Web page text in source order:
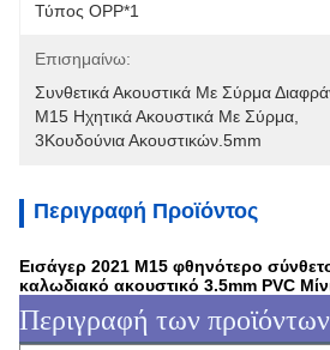
Τύπος OPP*1
Επισημαίνω:
Συνθετικά Ακουστικά Με Σύρμα
M15 Ηχητικά Ακουστικά Με Σύρμα
3Κουδούνια Ακουστικών.5mm
Περιγραφή Προϊόντος
Εισάγερ 2021 M15 φθηνότερο
καλωδιακό ακουστικό 3.5mm PVC
Περιγραφή των προϊόντων